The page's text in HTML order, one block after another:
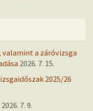
a záróvizsga
2026. 7. 15.
2025/26
2026. 7. 9.